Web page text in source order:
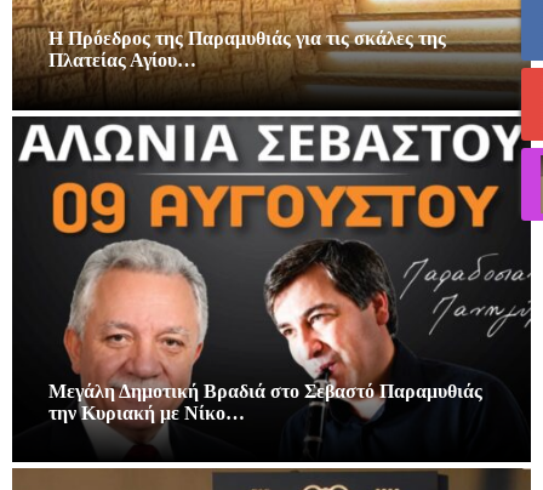
Η Πρόεδρος της Παραμυθιάς για τις σκάλες της
Πλατείας Αγίου…
Μεγάλη Δημοτική Βραδιά στο Σεβαστό Παραμυθιάς
την Κυριακή με Νίκο…